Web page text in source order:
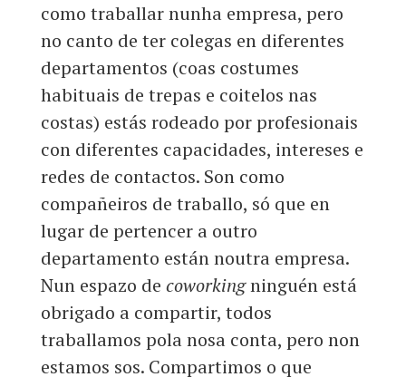
como traballar nunha empresa, pero
no canto de ter colegas en diferentes
departamentos (coas costumes
habituais de trepas e coitelos nas
costas) estás rodeado por profesionais
con diferentes capacidades, intereses e
redes de contactos. Son como
compañeiros de traballo, só que en
lugar de pertencer a outro
departamento están noutra empresa.
Nun espazo de coworkingninguén está
obrigado a compartir, todos
traballamos pola nosa conta, pero non
estamos sos. Compartimos o que